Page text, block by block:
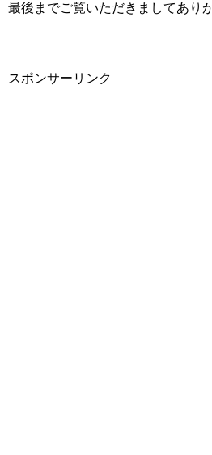
最後までご覧いただきましてあり
スポンサーリンク